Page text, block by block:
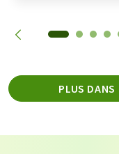
PLUS DANS